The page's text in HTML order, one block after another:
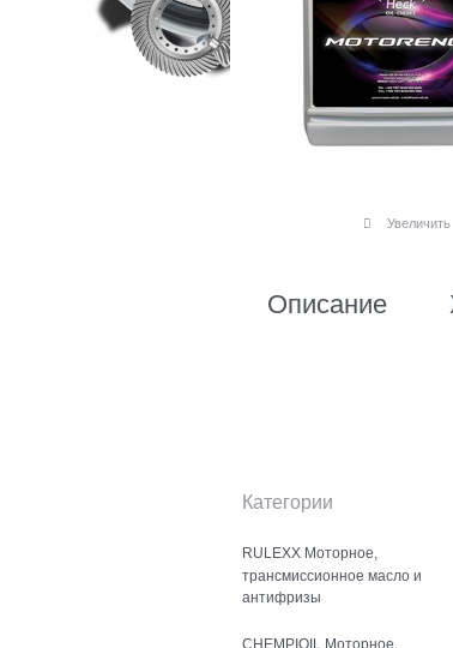
Увеличить
Описание
Категории
RULEXX Моторное,
трансмиссионное масло и
антифризы
CHEMPIOIL Моторное,